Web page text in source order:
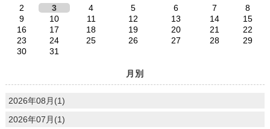
2
3 4 5 6 7
8
9
10 11 12 13 14
15
16
17 18 19 20 21
22
23
24 25 26 27 28
29
30
31
月別
2026年08月(1)
2026年07月(1)